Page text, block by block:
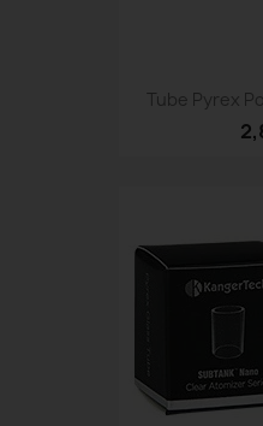
Tube Pyrex